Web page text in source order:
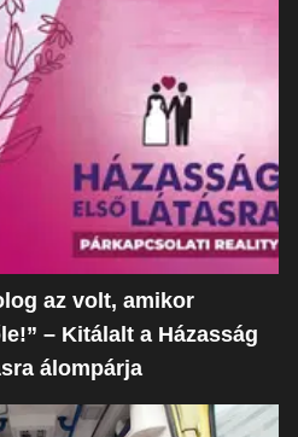
az volt, amikor
– Kitálalt a Házasság
álompárja